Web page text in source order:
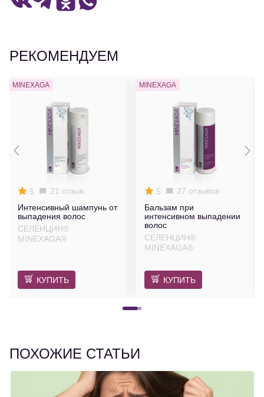
РЕКОМЕНДУЕМ
MINEXAGA
5
21 отзыв
Интенсивный шампунь от
выпадения волос
СЕЛЕНЦИН®
MINEXAGA®
КУПИТЬ
MINEXAGA
5
27 отзывов
Бальзам при
интенсивном выпадении
волос
СЕЛЕНЦИН®
MINEXAGA®
КУПИТЬ
ПОХОЖИЕ СТАТЬИ